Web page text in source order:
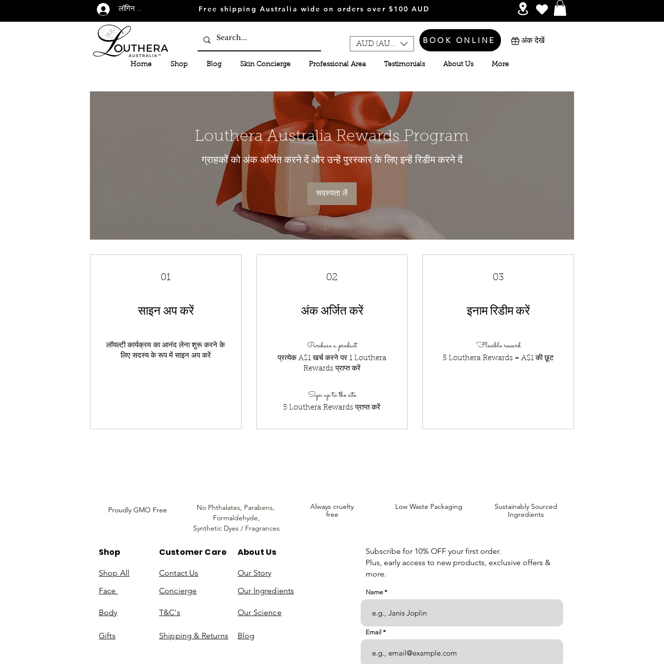
लॉगिन करें Free shipping Australia wide on orders over $100 AUD
Home Shop Blog Skin Concierge Professional Area Testimonials About Us More
AUD (AU$) BOOK ONLINE अंक देखें
Louthera Australia Rewards Program
ग्राहकों को अंक अर्जित करने दें और उन्हें पुरस्कार के लिए इन्हें रिडीम करने दें
सदस्यता लें
01
साइन अप करें
लॉयल्टी कार्यक्रम का आनंद लेना शुरू करने के
लिए सदस्य के रूप में साइन अप करें
02
अंक अर्जित करें
Purchase a product
प्रत्येक A$1 खर्च करने पर 1 Louthera
Rewards प्राप्त करें
Sign up to the site
5 Louthera Rewards प्राप्त करें
03
इनाम रिडीम करें
Flexible reward
5 Louthera Rewards = A$1 की छूट
Proudly GMO Free No Phthalates, Parabens,
Formaldehyde,
Synthetic Dyes / Fragrances
Always cruelty
free
Low Waste Packaging
Sustainably Sourced
Ingredients
Subscribe for 10% OFF your first order.
Plus, early access to new products, exclusive offers &
more.
Name
Email
Shop Customer Care About Us
Shop All Contact Us
Our Story
Face
Concierge Our Ingredients
Body T&C's Our Science
Gifts Shipping & Returns Blog